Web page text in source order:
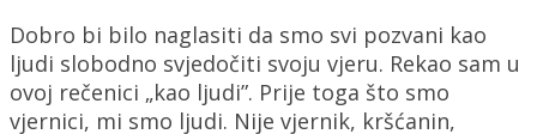
Dobro bi bilo naglasiti da smo svi pozvani kao
ljudi slobodno svjedočiti svoju vjeru. Rekao sam u
ovoj rečenici „kao ljudi”. Prije toga što smo
vjernici, mi smo ljudi. Nije vjernik, kršćanin,